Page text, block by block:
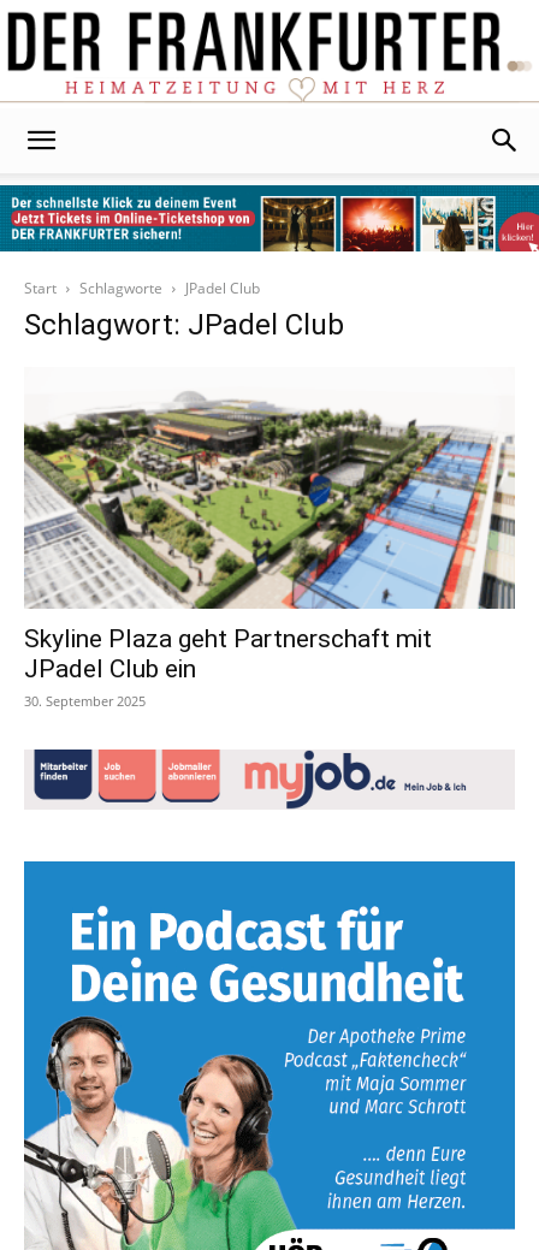
Start
Schlagworte JPadel Club
Schlagwort: JPadel Club
Skyline Plaza geht Partnerschaft mit
JPadel Club ein
30. September 2025